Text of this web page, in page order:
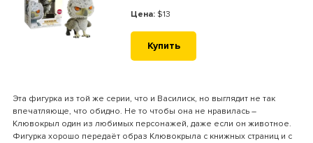
Цена: $13
Купить
Эта фигурка из той же серии, что и Василиск, но выглядит не так
впечатляюще, что обидно. Не то чтобы она не нравилась –
Клювокрыл один из любимых персонажей, даже если он животное.
Фигурка хорошо передаёт образ Клювокрыла с книжных страниц и с